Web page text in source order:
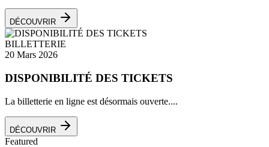
DÉCOUVRIR
BILLETTERIE
20 Mars 2026
DISPONIBILITÉ DES TICKETS
La billetterie en ligne est désormais ouverte....
DÉCOUVRIR
Featured